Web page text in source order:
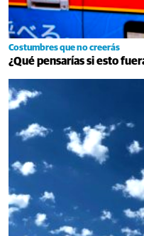
Costumbres que no creerás
¿Qué pensarías si esto